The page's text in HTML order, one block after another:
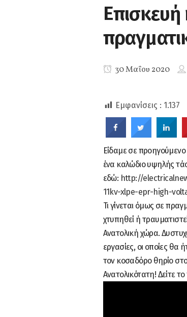
30 Μαΐου 2020
Εμφανίσεις : 1.137
Είδαμε σε
ένα καλώδιο υψηλής
εδώ: http://
11kv-xlpe-epr-high-
Τι γίνεται όμως σε
χτυπηθεί ή
Ανατολική χώρα.
εργασίες, οι οποίες θα
τον κοσαδόρο θηρίο
Ανατολικότατη! Δείτε